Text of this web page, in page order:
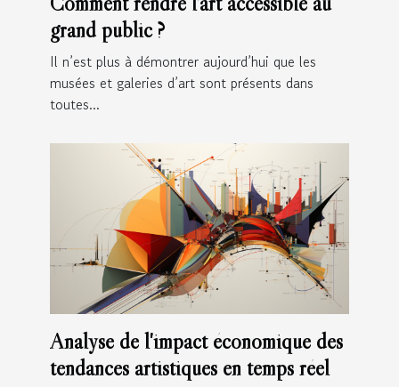
grand public ?
Il n’est plus à démontrer aujourd’hui que les
musées et galeries d’art sont présents dans
toutes...
Analyse de l'impact économique des
tendances artistiques en temps réel